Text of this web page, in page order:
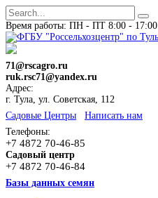
Время работы: ПН - ПТ 8:00 - 17:00
71@rscagro.ru
ruk.rsc71@yandex.ru
Адрес:
г. Тула, ул. Советская, 112
Cадовые Центры
Написать нам
Телефоны:
+7 4872 70-46-85
Садовый центр
+7 4872 70-46-84
Базы данных семян